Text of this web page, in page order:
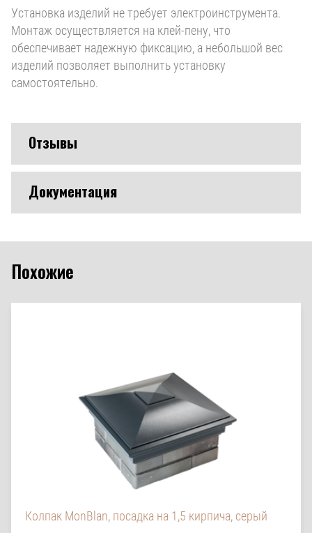
Установка изделий не требует электроинструмента.
Монтаж осуществляется на клей-пену, что
обеспечивает надежную фиксацию, а небольшой вес
изделий позволяет выполнить установку
самостоятельно.
Отзывы
Документация
Похожие
Колпак MonBlan, посадка на 1,5 кирпича, серый